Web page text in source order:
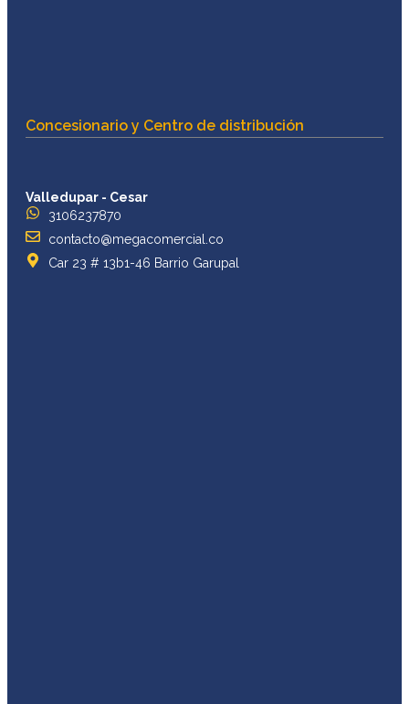
Concesionario y Centro de distribución
Valledupar - Cesar
3106237870
contacto@megacomercial.co
Car 23 # 13b1-46 Barrio Garupal